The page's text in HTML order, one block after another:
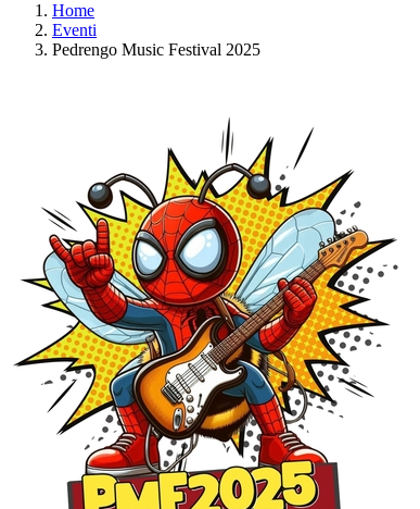
Home
Eventi
Pedrengo Music Festival 2025